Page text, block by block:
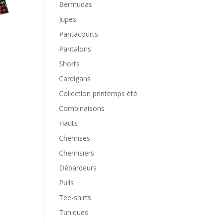
Bermudas
Jupes
Pantacourts
Pantalons
Shorts
Cardigans
Collection printemps été
Combinaisons
Hauts
Chemises
Chemisiers
Débardeurs
Pulls
Tee-shirts
Tuniques